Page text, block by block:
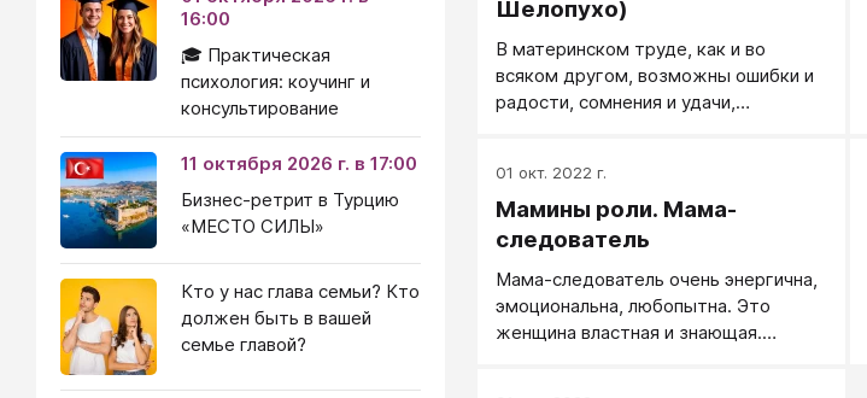
Шелопухо)
В материнском труде, как и во
всяком другом, возможны ошибки и
радости, сомнения и удачи,
сложная и многогранная часть жизни
женщины. Все мамы не похожи друг
на друга, как не похожи и дети.
роли, которую мама выполняет в
семье? Прежде всего потому, что в
отношениях с детьми мама
01 окт. 2022 г.
Мамины роли. Мама-
следователь
Мама-следователь очень энергична,
эмоциональна, любопытна. Это
женщина властная и знающая.
16:00
🎓 Практическая
психология: коучинг и
консультирование
11 октября 2026 г. в 17:00
Бизнес-ретрит в Турцию
«МЕСТО СИЛЫ»
Кто у нас глава семьи? Кто
должен быть в вашей
семье главой?